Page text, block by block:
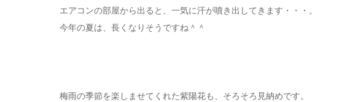
エアコンの部屋から出ると、一気に汗が噴き出してきます・・・。
今年の夏は、長くなりそうですね＾＾
梅雨の季節を楽しませてくれた紫陽花も、そろそろ見納めです。